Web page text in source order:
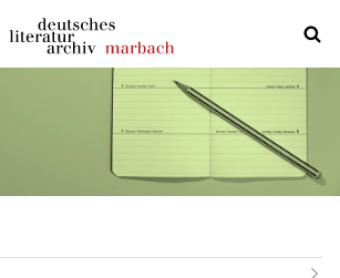
Deutsches
Literaturarchiv